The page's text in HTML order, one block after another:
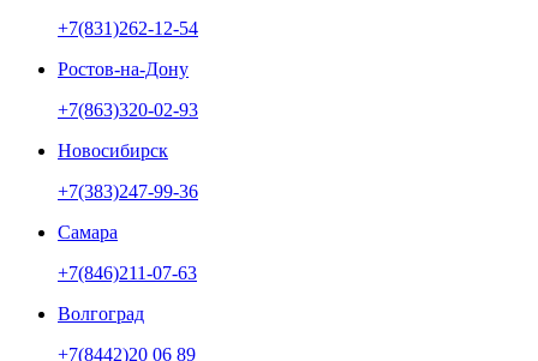
+7(831)262-12-54
Ростов-на-Дону
+7(863)320-02-93
Новосибирск
+7(383)247-99-36
Самара
+7(846)211-07-63
Волгоград
+7(8442)20 06 89